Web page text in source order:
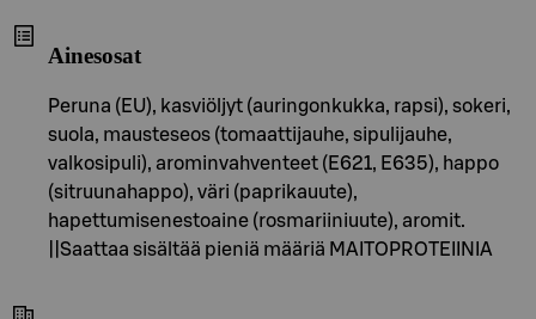
Ainesosat
Peruna (EU), kasviöljyt (auringonkukka, rapsi), sokeri,
suola, mausteseos (tomaattijauhe, sipulijauhe,
valkosipuli), arominvahventeet (E621, E635), happo
(sitruunahappo), väri (paprikauute),
hapettumisenestoaine (rosmariiniuute), aromit.
||Saattaa sisältää pieniä määriä MAITOPROTEIINIA